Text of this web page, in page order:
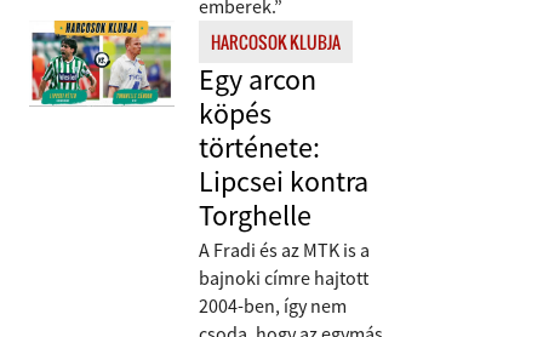
emberek.”
HARCOSOK KLUBJA
Egy arcon
köpés
története:
Lipcsei kontra
Torghelle
A Fradi és az MTK is a
bajnoki címre hajtott
2004-ben, így nem